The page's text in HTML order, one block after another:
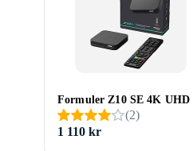
Formuler Z10 SE 4K UHD
(2)
1 110 kr